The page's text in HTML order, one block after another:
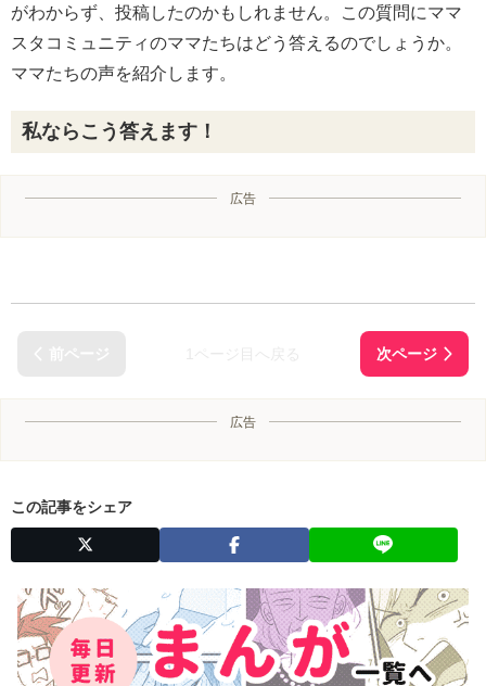
がわからず、投稿したのかもしれません。この質問にママ
スタコミュニティのママたちはどう答えるのでしょうか。
ママたちの声を紹介します。
私ならこう答えます！
広告
広告
この記事をシェア